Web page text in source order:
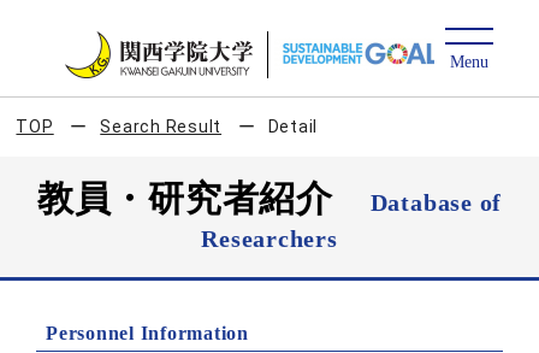
TOP Search Result Detail
教員・研究者紹介
Database of
Researchers
Personnel Information